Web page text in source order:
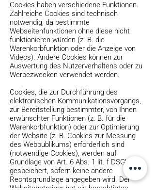
Cookies haben verschiedene Funktionen.
Zahlreiche Cookies sind technisch
notwendig, da bestimmte
Webseitenfunktionen ohne diese nicht
funktionieren würden (z. B. die
Warenkorbfunktion oder die Anzeige von
Videos). Andere Cookies können zur
Auswertung des Nutzerverhaltens oder zu
Werbezwecken verwendet werden.
Cookies, die zur Durchführung des
elektronischen Kommunikationsvorgangs,
zur Bereitstellung bestimmter, von Ihnen
erwünschter Funktionen (z. B. für die
Warenkorbfunktion) oder zur Optimierung
der Website (z. B. Cookies zur Messung
des Webpublikums) erforderlich sind
(notwendige Cookies), werden auf
Grundlage von Art. 6 Abs. 1 lit. f DSGVO
gespeichert, sofern keine andere
Rechtsgrundlage angegeben wird. Der
Websitebetreiber hat ein berechtigtes